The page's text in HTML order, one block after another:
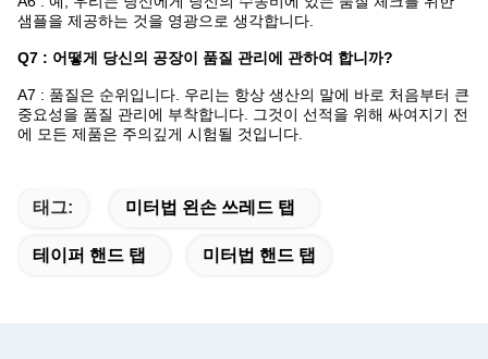
샘플을 제공하는 것을 영광으로 생각합니다.
Q7 : 어떻게 당신의 공장이 품질 관리에 관하여 합니까?
A7 : 품질은 순위입니다. 우리는 항상 생산의 말에 바로 처음부터 큰
중요성을 품질 관리에 부착합니다. 그것이 선적을 위해 싸여지기 전
에 모든 제품은 주의깊게 시험될 것입니다.
태그: 미터법 왼손 쓰레드 탭
테이퍼 핸드 탭 미터법 핸드 탭